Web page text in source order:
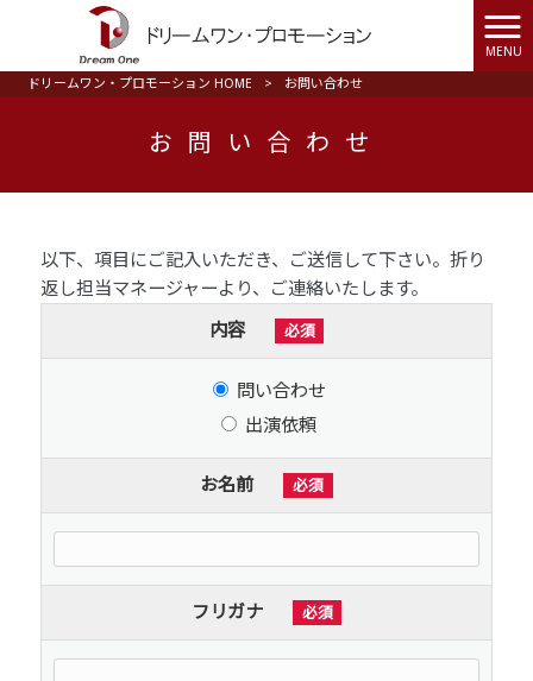
MENU
ドリームワン・プロモーション HOME > お問い合わせ
お問い合わせ
以下、項目にご記入いただき、ご送信して下さい。折り
返し担当マネージャーより、ご連絡いたします。
内容
必須
問い合わせ
出演依頼
お名前 必須
フリガナ 必須